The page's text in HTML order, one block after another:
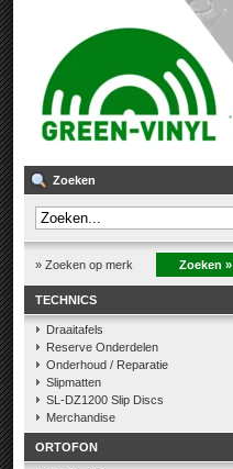
Zoeken
» Zoeken op merk Zoeken »
TECHNICS
Draaitafels
Reserve Onderdelen
Onderhoud / Reparatie
Slipmatten
SL-DZ1200 Slip Discs
Merchandise
ORTOFON